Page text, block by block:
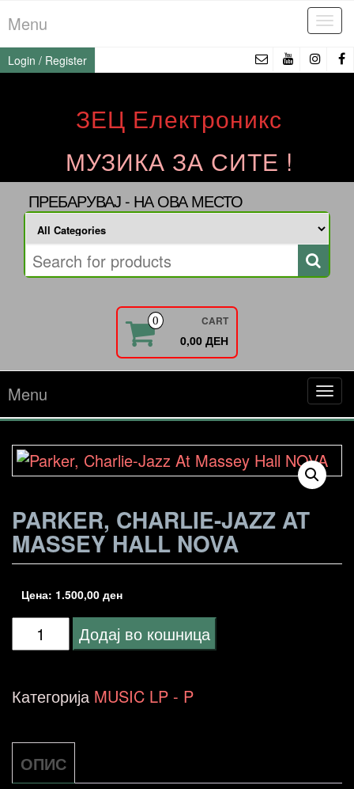
to
the
content
Menu
Login / Register
ЗЕЦ Електроникс
МУЗИКА ЗА СИТЕ !
ПРЕБАРУВАЈ - НА ОВА МЕСТО
0 CART
0,00 ДЕН
Menu
PARKER, CHARLIE-JAZZ AT
MASSEY HALL NOVA
Цена: 1.500,00 ден
Parker,
Jazz
Massey
Hall
Додај во кошница
Категорија MUSIC LP - P
ОПИС